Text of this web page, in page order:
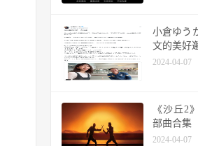
小倉ゆう
文的美好
2024-04-07
《沙丘2
部曲合集
2024-04-07